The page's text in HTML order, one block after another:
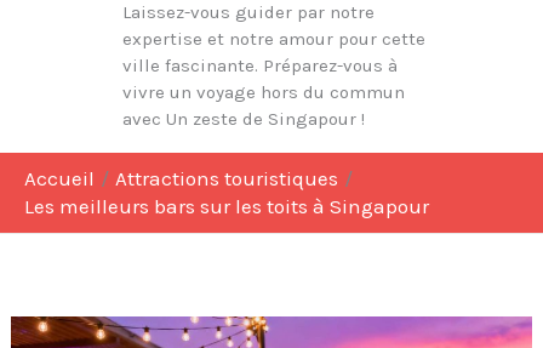
Laissez-vous guider par notre
expertise et notre amour pour cette
ville fascinante. Préparez-vous à
vivre un voyage hors du commun
avec Un zeste de Singapour !
Accueil
Attractions touristiques
Les meilleurs bars sur les toits à Singapour